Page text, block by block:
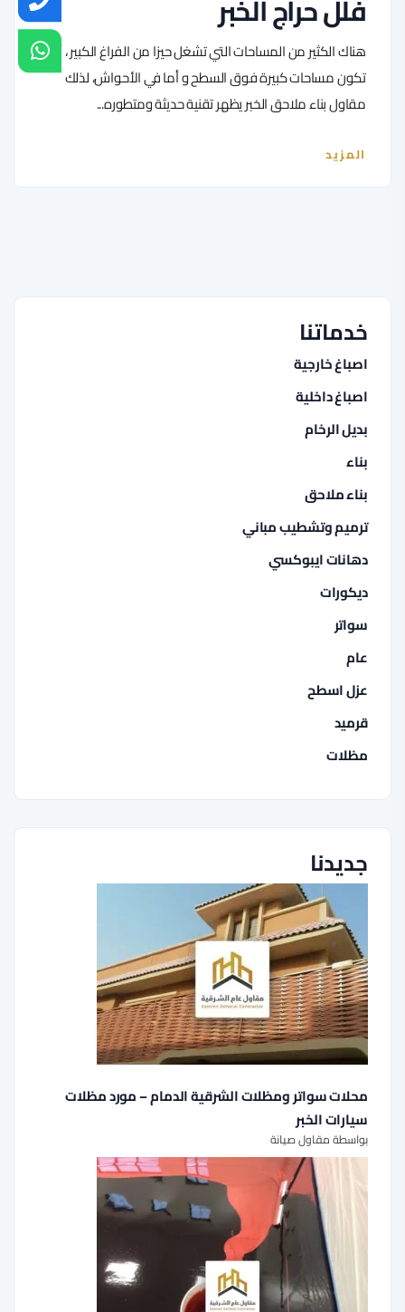
فلل حراج الخبر
هناك الكثير من المساحات التي تشغل حيزا من الفراغ الكبير ، أما
تكون مساحات كبيرة فوق السطح و أما في الأحواش، لذلك
مقاول بناء ملاحق الخبر يظهر تقنية حديثة ومتطوره...
المزيد
خدماتنا
اصباغ خارجية
اصباغ داخلية
بديل الرخام
بناء
بناء ملاحق
ترميم وتشطيب مباني
دهانات ايبوكسي
ديكورات
سواتر
عام
عزل اسطح
قرميد
مظلات
جديدنا
محلات سواتر ومظلات الشرقية الدمام – مورد مظلات
سيارات الخبر
بواسطة مقاول صيانة